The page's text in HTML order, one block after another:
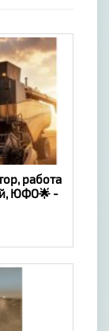
работа
ЮФО🌟 -